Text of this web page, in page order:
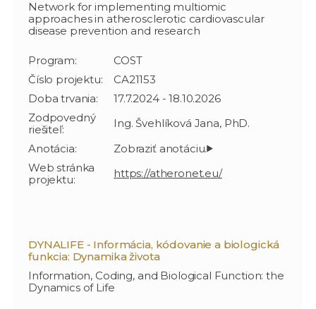
Network for implementing multiomic
approaches in atherosclerotic cardiovascular
disease prevention and research
Program:
COST
Číslo projektu:
CA21153
Doba trvania:
17.7.2024 - 18.10.2026
Zodpovedný
riešiteľ:
Ing. Švehlíková Jana, PhD.
Anotácia:
Web stránka
projektu:
https://atheronet.eu/
DYNALIFE - Informácia, kódovanie a biologická
funkcia: Dynamika života
Information, Coding, and Biological Function: the
Dynamics of Life